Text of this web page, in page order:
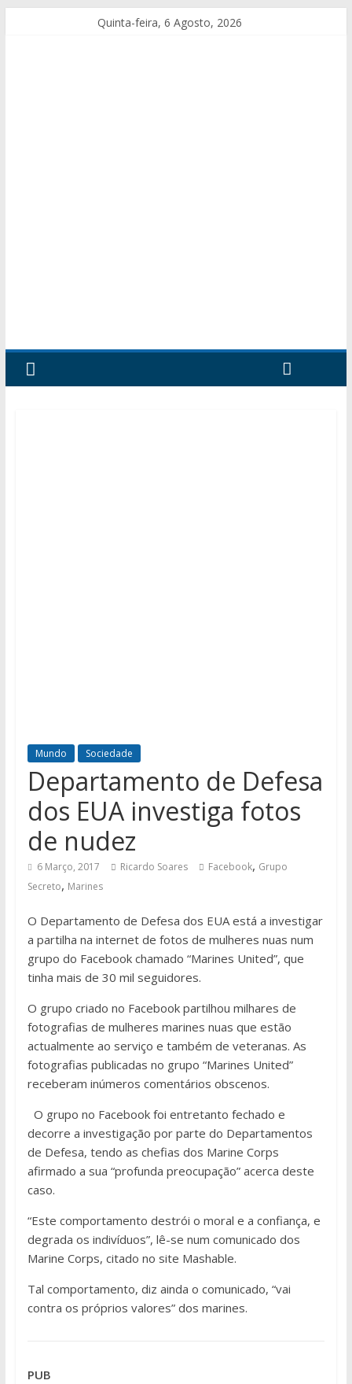
Quinta-feira, 6 Agosto, 2026
Mundo Sociedade
Departamento de Defesa
dos EUA investiga fotos
de nudez
6 Março, 2017 Ricardo Soares Facebook, Grupo
Secreto, Marines
O Departamento de Defesa dos EUA está a investigar
a partilha na internet de fotos de mulheres nuas num
grupo do Facebook chamado “Marines United”, que
tinha mais de 30 mil seguidores.
O grupo criado no Facebook partilhou milhares de
fotografias de mulheres marines nuas que estão
actualmente ao serviço e também de veteranas. As
fotografias publicadas no grupo “Marines United”
receberam inúmeros comentários obscenos.
O grupo no Facebook foi entretanto fechado e
decorre a investigação por parte do Departamentos
de Defesa, tendo as chefias dos Marine Corps
afirmado a sua “profunda preocupação” acerca deste
caso.
“Este comportamento destrói o moral e a confiança, e
degrada os indivíduos”, lê-se num comunicado dos
Marine Corps, citado no site Mashable.
Tal comportamento, diz ainda o comunicado, “vai
contra os próprios valores” dos marines.
PUB